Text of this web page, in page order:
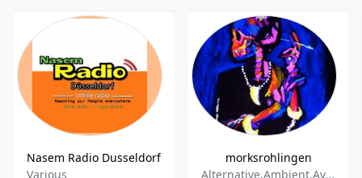
Nasem Radio Dusseldorf
Various
morksrohlingen
Alternative,Ambient,Avantgarde,Easy Listening,Folk,Gothic,Indie,Minimal,New Wave,World Music